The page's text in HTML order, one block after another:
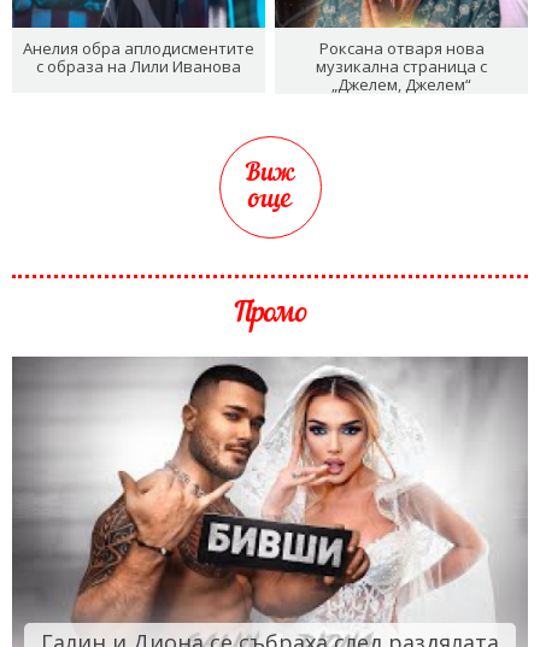
Анелия обра аплодисментите
с образа на Лили Иванова
Роксана отваря нова
музикална страница с
„Джелем, Джелем“
Виж
още
Промо